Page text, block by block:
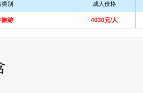
别 成人价格
旅游 4030元/人